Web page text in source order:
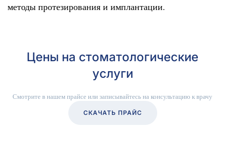
методы протезирования и имплантации.
Цены на стоматологические
услуги
Смотрите в нашем прайсе или записывайтесь на консультацию к врачу
СКАЧАТЬ ПРАЙС